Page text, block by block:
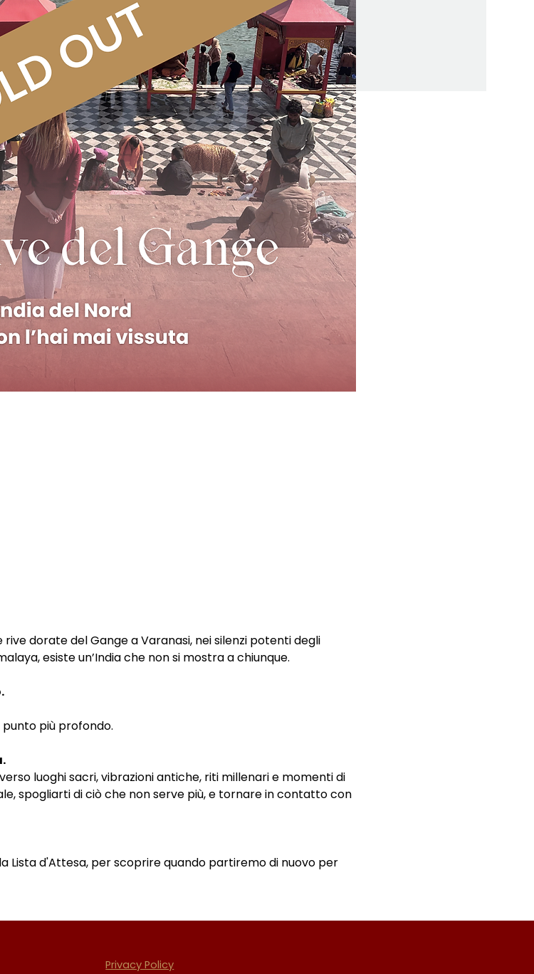
dorate del Gange a Varanasi, nei silenzi potenti degli
esiste un’India che non si mostra a chiunque.
più profondo.
luoghi sacri, vibrazioni antiche, riti millenari e momenti di
spogliarti di ciò che non serve più, e tornare in contatto con
Lista d'Attesa, per scoprire quando partiremo di nuovo per
Privacy Policy